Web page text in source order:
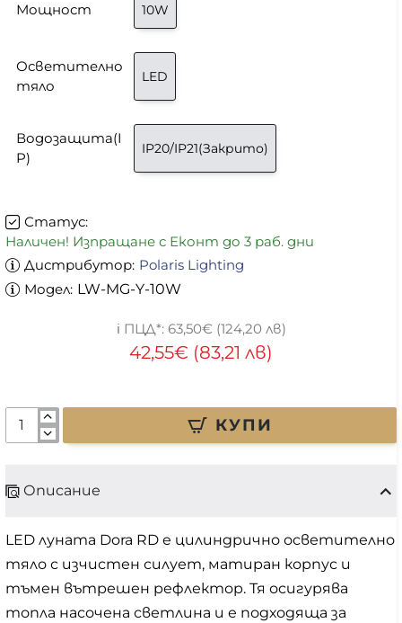
Статус:
Наличен! Изпращане с Еконт до 3 раб. дни
Дистрибутор: Polaris Lighting
Модел: LW-MG-Y-10W
42,55€ (83,21 лв)
63,50€ (124,20 лв)
Мощност 10W
Осветително
тяло
LED
Водозащита(I
P)
IP20/IP21(Закрито)
КУПИ
Описание
LED луната Dora RD е цилиндрично осветително
тяло с изчистен силует, матиран корпус и
тъмен вътрешен рефлектор. Тя осигурява
топла насочена светлина и е подходяща за